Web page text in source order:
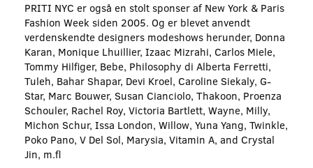
PRITI NYC er også en stolt sponser af New York & Paris
Fashion Week siden 2005. Og er blevet anvendt
verdenskendte designers modeshows herunder, Donna
Karan, Monique Lhuillier, Izaac Mizrahi, Carlos Miele,
Tommy Hilfiger, Bebe, Philosophy di Alberta Ferretti,
Tuleh, Bahar Shapar, Devi Kroel, Caroline Siekaly, G-
Star, Marc Bouwer, Susan Cianciolo, Thakoon, Proenza
Schouler, Rachel Roy, Victoria Bartlett, Wayne, Milly,
Michon Schur, Issa London, Willow, Yuna Yang, Twinkle,
Poko Pano, V Del Sol, Marysia, Vitamin A, and Crystal
Jin, m.fl